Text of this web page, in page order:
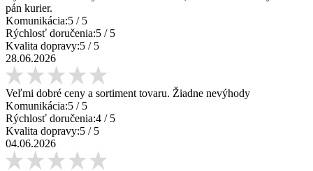
pán kurier.
Komunikácia:5 / 5
Rýchlosť doručenia:5 / 5
Kvalita dopravy:5 / 5
28.06.2026
Veľmi dobré ceny a sortiment tovaru. Žiadne nevýhody
Komunikácia:5 / 5
Rýchlosť doručenia:4 / 5
Kvalita dopravy:5 / 5
04.06.2026